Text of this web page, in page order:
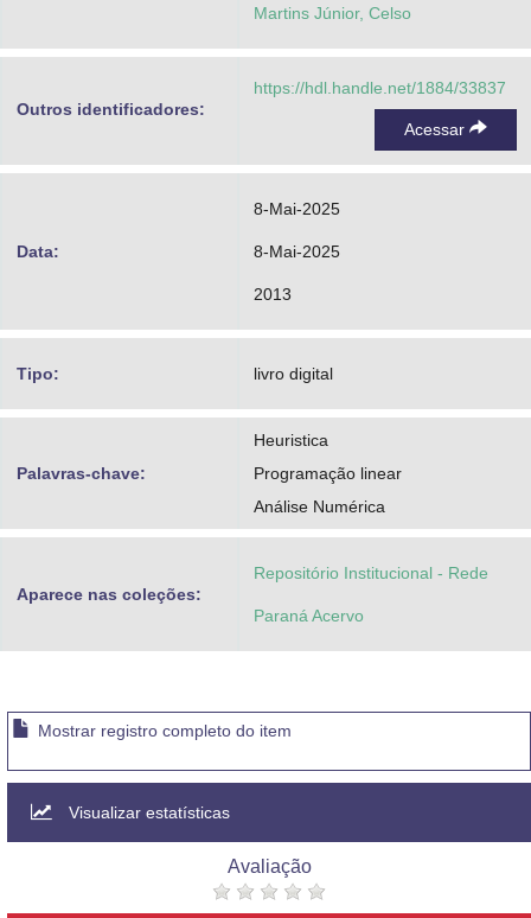
Martins Júnior, Celso
Outros identificadores:
https://hdl.handle.net/1884/33837
Acessar
Data:
8-Mai-2025
8-Mai-2025
2013
Tipo: livro digital
Palavras-chave:
Heuristica
Programação linear
Análise Numérica
Aparece nas coleções:
Repositório Institucional - Rede
Paraná Acervo
Mostrar registro completo do item
Visualizar estatísticas
Avaliação